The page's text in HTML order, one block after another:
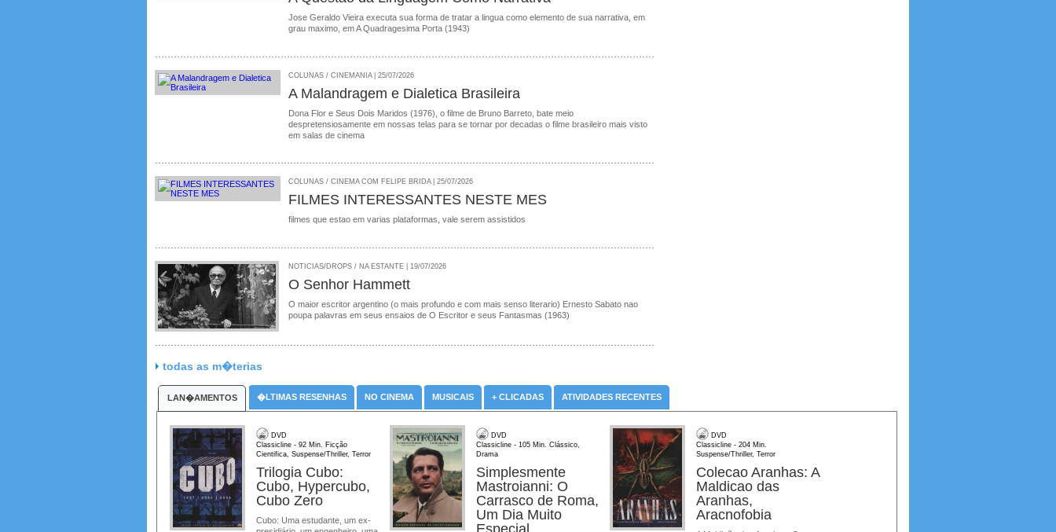
Jose Geraldo Vieira executa sua forma de tratar a lingua como elemento de sua narrativa, em
grau maximo, em A Quadragesima Porta (1943)
COLUNAS / CINEMANIA | 25/07/2026
A Malandragem e Dialetica Brasileira
Dona Flor e Seus Dois Maridos (1976), o filme de Bruno Barreto, bate meio
despretensiosamente em nossas telas para se tornar por decadas o filme brasileiro mais visto
em salas de cinema
COLUNAS / CINEMA COM FELIPE BRIDA | 25/07/2026
FILMES INTERESSANTES NESTE MES
filmes que estao em varias plataformas, vale serem assistidos
NOTICIAS/DROPS / NA ESTANTE | 19/07/2026
O Senhor Hammett
O maior escritor argentino (o mais profundo e com mais senso literario) Ernesto Sabato nao
poupa palavras em seus ensaios de O Escritor e seus Fantasmas (1963)
todas as m�terias
LAN�AMENTOS �LTIMAS RESENHAS NO CINEMA MUSICAIS + CLICADAS ATIVIDADES RECENTES
DVD
Classicline - 92 Min. Ficção
Cientifica, Suspense/Thriller, Terror
Trilogia Cubo:
Cubo, Hypercubo,
Cubo Zero
Cubo: Uma estudante, um ex-
DVD
Classicline - 105 Min. Clássico,
Drama
Simplesmente
Mastroianni: O
Carrasco de Roma,
Um Dia Muito
DVD
Classicline - 204 Min.
Suspense/Thriller, Terror
Colecao Aranhas: A
Maldicao das
Aranhas,
Aracnofobia